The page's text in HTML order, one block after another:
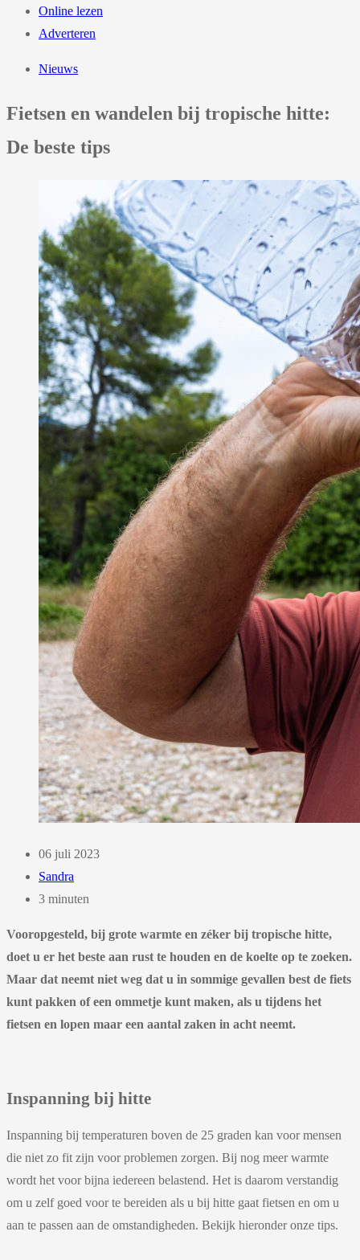
Online lezen
Adverteren
Nieuws
Fietsen en wandelen bij tropische hitte:
De beste tips
06 juli 2023
Sandra
3 minuten
Vooropgesteld, bij grote warmte en zéker bij tropische hitte,
doet u er het beste aan rust te houden en de koelte op te zoeken.
Maar dat neemt niet weg dat u in sommige gevallen best de fiets
kunt pakken of een ommetje kunt maken, als u tijdens het
fietsen en lopen maar een aantal zaken in acht neemt.
Inspanning bij hitte
Inspanning bij temperaturen boven de 25 graden kan voor mensen
die niet zo fit zijn voor problemen zorgen. Bij nog meer warmte
wordt het voor bijna iedereen belastend. Het is daarom verstandig
om u zelf goed voor te bereiden als u bij hitte gaat fietsen en om u
aan te passen aan de omstandigheden. Bekijk hieronder onze tips.